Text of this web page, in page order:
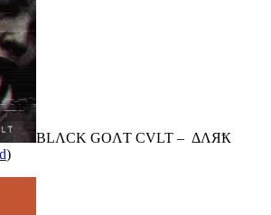
BLΛCK GOΛT CVLT – ΔΛЯҞ
)